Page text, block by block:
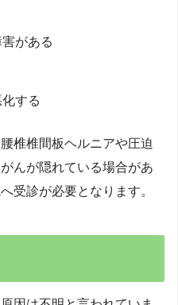
がある
する
椎椎間板ヘルニアや圧迫
んが隠れている場合があ
受診が必要となります。